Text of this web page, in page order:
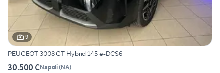
9
PEUGEOT 3008 GT Hybrid 145 e-DCS6
30.500 €Napoli(NA)